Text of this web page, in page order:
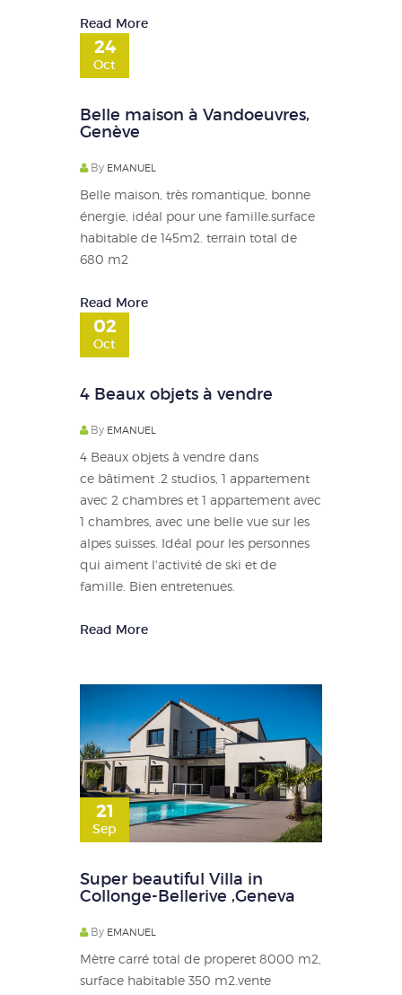
Read More
24
Oct
Belle maison à Vandoeuvres,
Genève
By EMANUEL
Belle maison, très romantique, bonne
énergie, idéal pour une famille.surface
habitable de 145m2. terrain total de
680 m2
Read More
02
Oct
4 Beaux objets à vendre
By EMANUEL
4 Beaux objets à vendre dans
ce bâtiment .2 studios, 1 appartement
avec 2 chambres et 1 appartement avec
1 chambres, avec une belle vue sur les
alpes suisses. Idéal pour les personnes
qui aiment l'activité de ski et de
famille. Bien entretenues.
Read More
21
Sep
Super beautiful Villa in
Collonge-Bellerive ,Geneva
By EMANUEL
Mètre carré total de properet 8000 m2,
surface habitable 350 m2.vente